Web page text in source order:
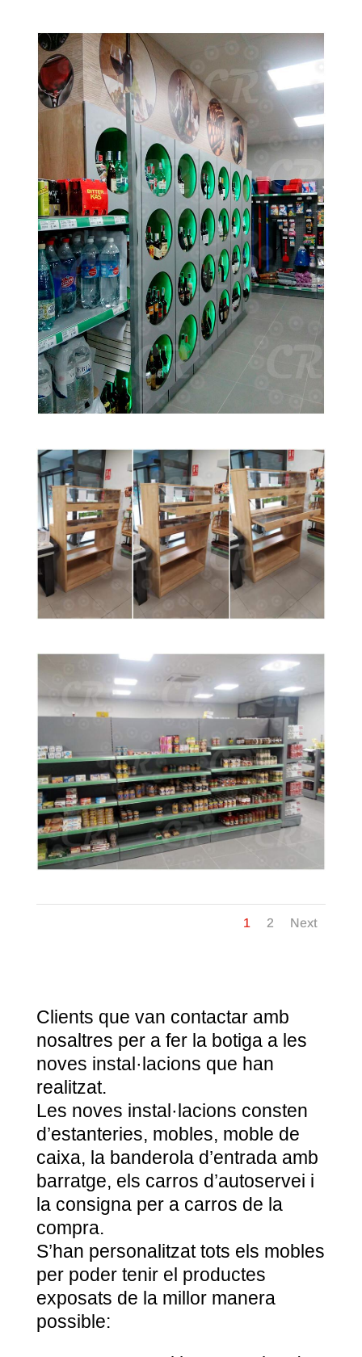
1 2 Next
Clients que van contactar amb
nosaltres per a fer la botiga a les
noves instal·lacions que han
realitzat.
Les noves instal·lacions consten
d’estanteries, mobles, moble de
caixa, la banderola d’entrada amb
barratge, els carros d’autoservei i
la consigna per a carros de la
compra.
S’han personalitzat tots els mobles
per poder tenir el productes
exposats de la millor manera
possible: